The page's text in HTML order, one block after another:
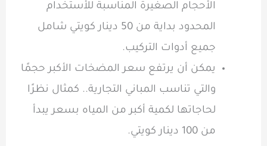
الأحجام الصغيرة المناسبة للأستخدام
المحدود بداية من 50 دينار كويتي شامل
جميع أدوات التركيب.
يمكن أن يرتفع سعر المضخات الأكبر حجمًا
والتي تناسب المباني التجارية.. كمثال نظرًا
لحاجاتها لكمية أكبر من المياه بسعر يبدأ
من 100 دينار كويتي.